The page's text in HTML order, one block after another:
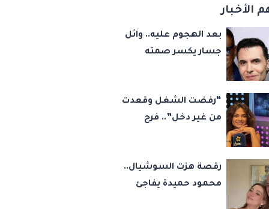
الأخبار
بعد الهجوم عليه.. وائل
جسار يكسر صمته
“رفضت الشغل وقعدت
من غير دخل”.. فرح
اختفائها
رقصة هزت السوشيال..
محمود حميدة يفاجئ